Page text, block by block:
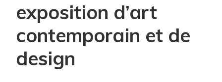
exposition d’art
contemporain et de
design